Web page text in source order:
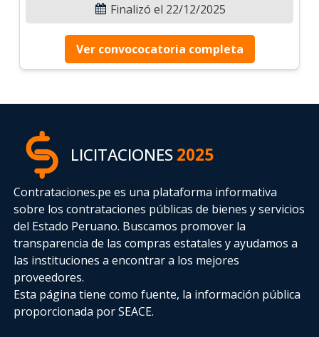
Finalizó el 22/12/2025
Ver convococatoria completa
LICITACIONES2025
Contrataciones.pe es una plataforma informativa
sobre los contrataciones públicas de bienes y servicios
del Estado Peruano. Buscamos promover la
transparencia de las compras estatalesy ayudamos a
las instituciones a encontrar a los mejores
proveedores.
Esta página tiene como fuente, la información pública
proporcionada por SEACE.